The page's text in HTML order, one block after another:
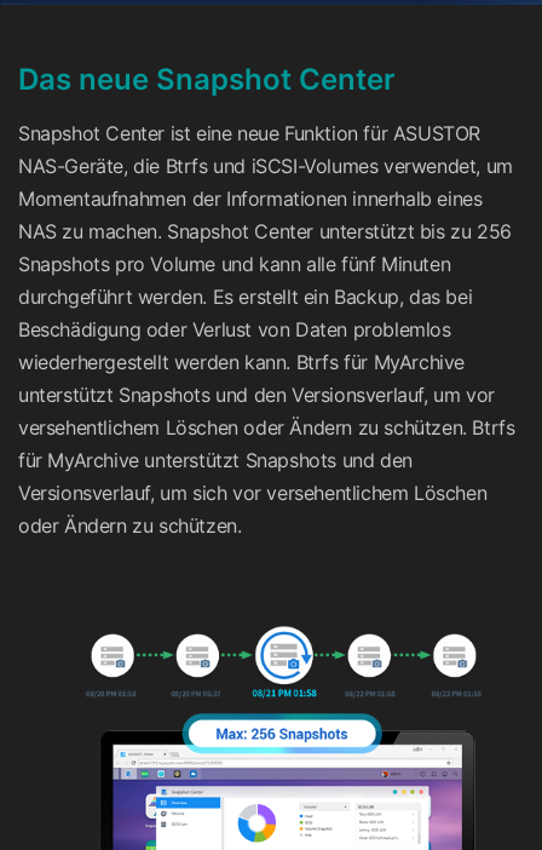
Das neue Snapshot Center
Snapshot Center ist eine neue Funktion für ASUSTOR
NAS-Geräte, die Btrfs und iSCSI-Volumes verwendet, um
Momentaufnahmen der Informationen innerhalb eines
NAS zu machen. Snapshot Center unterstützt bis zu 256
Snapshots pro Volume und kann alle fünf Minuten
durchgeführt werden. Es erstellt ein Backup, das bei
Beschädigung oder Verlust von Daten problemlos
wiederhergestellt werden kann. Btrfs für MyArchive
unterstützt Snapshots und den Versionsverlauf, um vor
versehentlichem Löschen oder Ändern zu schützen. Btrfs
für MyArchive unterstützt Snapshots und den
Versionsverlauf, um sich vor versehentlichem Löschen
oder Ändern zu schützen.